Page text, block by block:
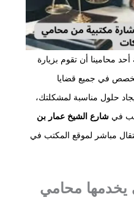
محامينا أن تقوم بزيارة
في جميع قضايا
حلول مناسبة لمشكلتك،
فيشارع الشيخ عمار بن
مباشر لموقع المكتب في
يخدمها محامي